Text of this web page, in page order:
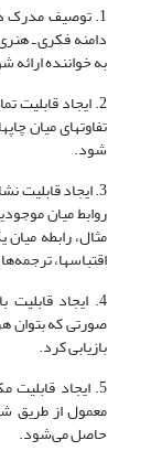
1. توصیف مدرک
دامنه فکری ـ
به خواننده ارائه
2. ایجاد
تفاوتهای میان
شود.
3. ایجاد قابلیت
روابط میان
مثال، رابطه میان
اقتباسها،
4. ایجاد
صورتی که بتوان
بازیابی کرد.
5. ایجاد
معمول از طریق
حاصل می‌شود.